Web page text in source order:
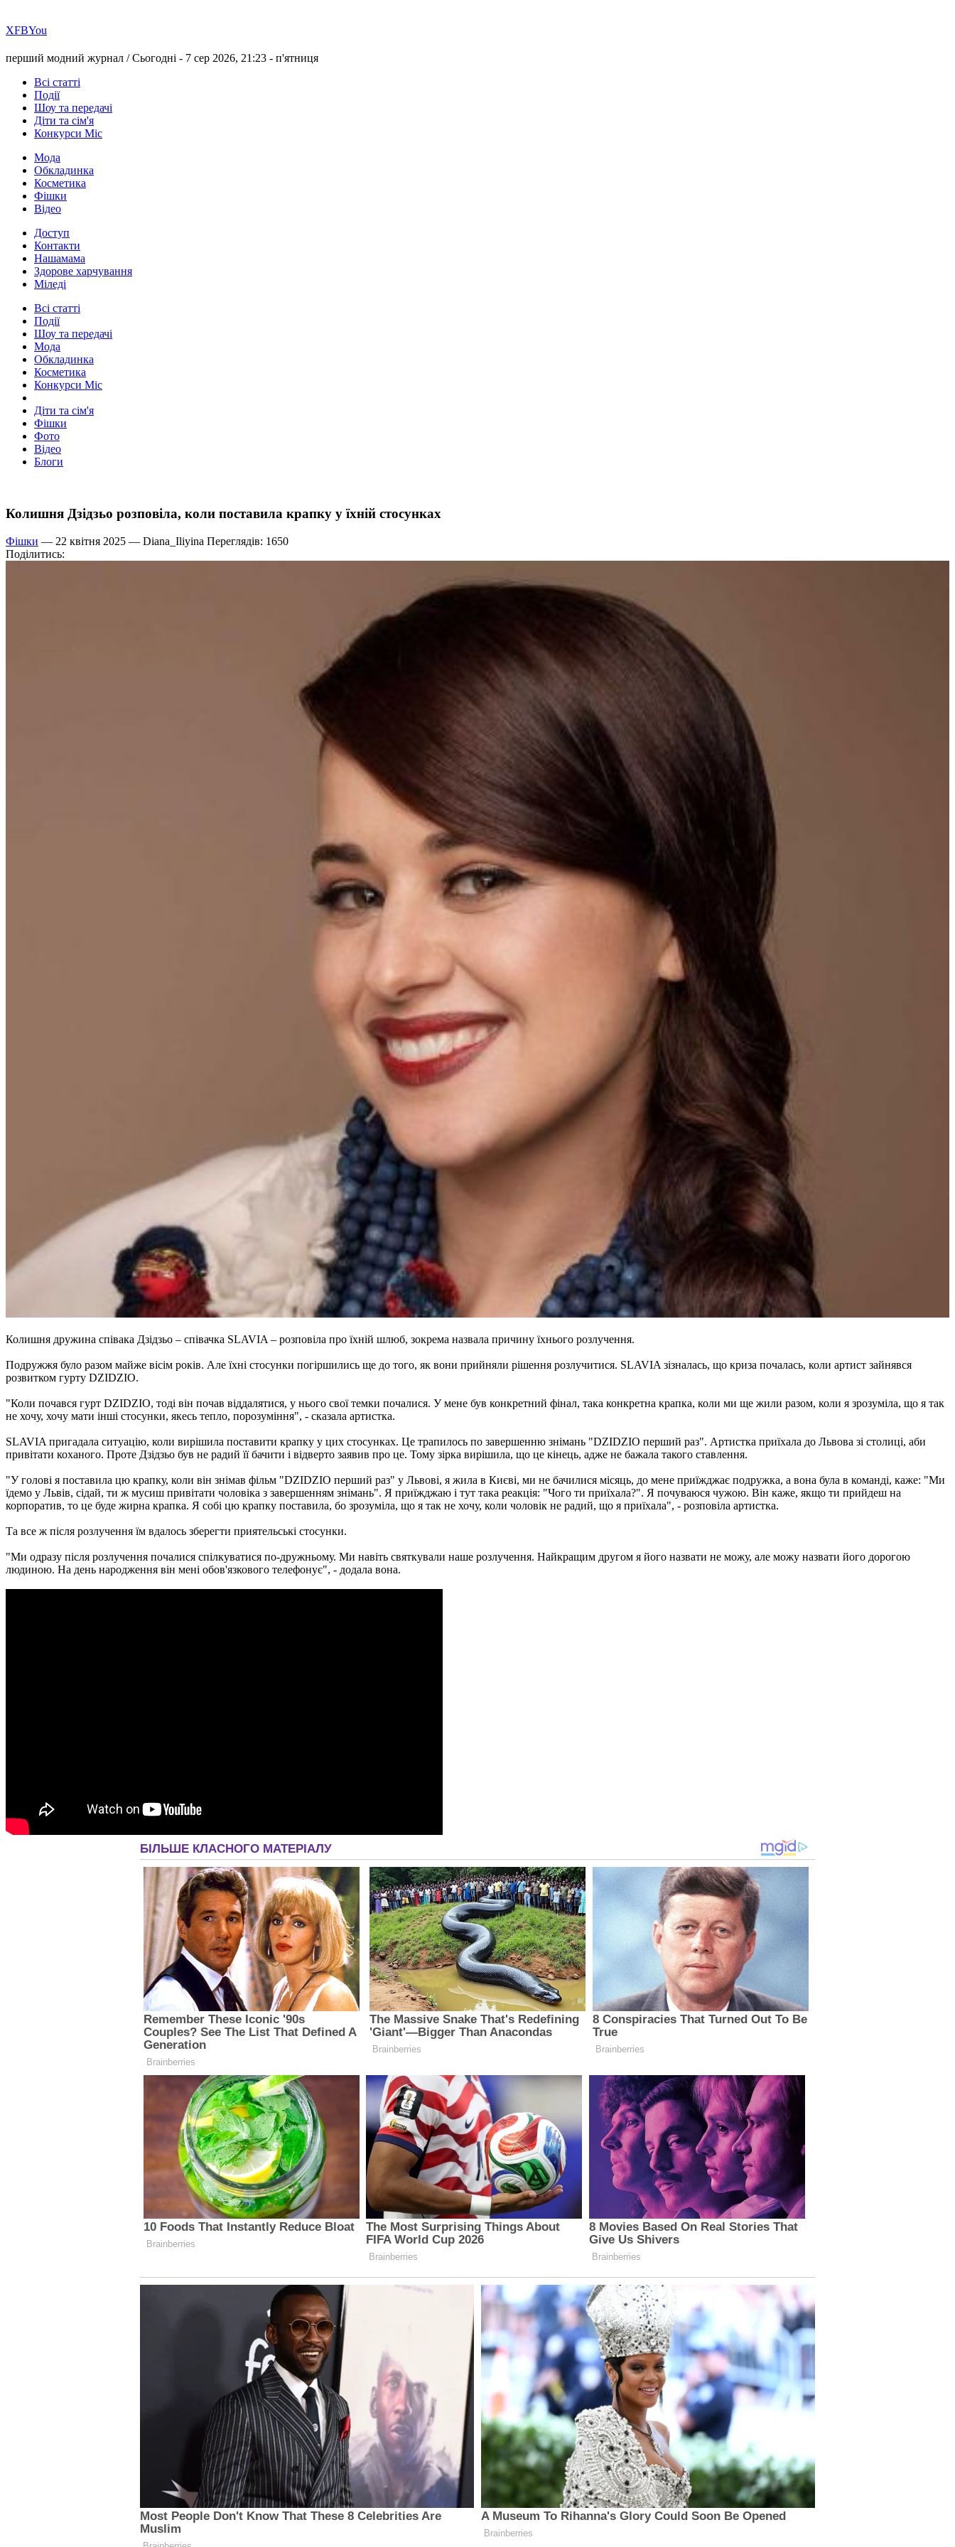
ХFBYou
перший модний журнал /Сьогодні - 7 сер 2026, 21:23 - п'ятниця
Всі статті
Події
Шоу та передачі
Діти та сім'я
Конкурси Міс
Мода
Обкладинка
Косметика
Фішки
Відео
Доступ
Контакти
Нашамама
Здорове харчування
Міледі
Всі статті
Події
Шоу та передачі
Мода
Обкладинка
Косметика
Конкурси Міс
Діти та сім'я
Фішки
Фото
Відео
Блоги
Колишня Дзідзьо розповіла, коли поставила крапку у їхній стосунках
Фішки — 22 квітня 2025 — Diana_Iliyina Переглядів: 1650
Поділитись:
Колишня дружина співака Дзідзьо – співачка SLAVIA – розповіла про їхній шлюб, зокрема назвала причину їхнього розлучення.
Подружжя було разом майже вісім років. Але їхні стосунки погіршились ще до того, як вони прийняли рішення розлучитися. SLAVIA зізналась, що криза почалась, коли артист зайнявся
розвитком гурту DZIDZIO.
"Коли почався гурт DZIDZIO, тоді він почав віддалятися, у нього свої темки почалися. У мене був конкретний фінал, така конкретна крапка, коли ми ще жили разом, коли я зрозуміла, що я так
не хочу, хочу мати інші стосунки, якесь тепло, порозуміння", - сказала артистка.
SLAVIA пригадала ситуацію, коли вирішила поставити крапку у цих стосунках. Це трапилось по завершенню знімань "DZIDZIO перший раз". Артистка приїхала до Львова зі столиці, аби
привітати коханого. Проте Дзідзьо був не радий її бачити і відверто заявив про це. Тому зірка вирішила, що це кінець, адже не бажала такого ставлення.
"У голові я поставила цю крапку, коли він знімав фільм "DZIDZIO перший раз" у Львові, я жила в Києві, ми не бачилися місяць, до мене приїжджає подружка, а вона була в команді, каже: "Ми
їдемо у Львів, сідай, ти ж мусиш привітати чоловіка з завершенням знімань". Я приїжджаю і тут така реакція: "Чого ти приїхала?". Я почуваюся чужою. Він каже, якщо ти прийдеш на
корпоратив, то це буде жирна крапка. Я собі цю крапку поставила, бо зрозуміла, що я так не хочу, коли чоловік не радий, що я приїхала", - розповіла артистка.
Та все ж після розлучення їм вдалось зберегти приятельські стосунки.
"Ми одразу після розлучення почалися спілкуватися по-дружньому. Ми навіть святкували наше розлучення. Найкращим другом я його назвати не можу, але можу назвати його дорогою
людиною. На день народження він мені обов'язкового телефонує", - додала вона.